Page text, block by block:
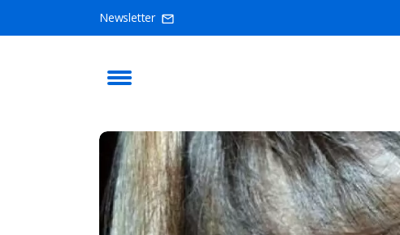
Newsletter